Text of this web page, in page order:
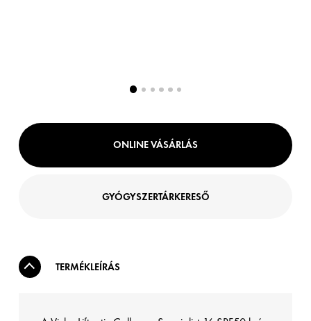
ONLINE VÁSÁRLÁS
GYÓGYSZERTÁRKERESŐ
TERMÉKLEÍRÁS